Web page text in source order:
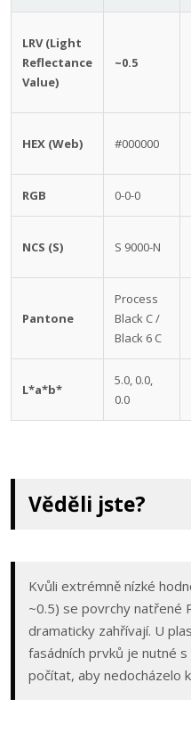
LRV (Light
Reflectance
Value)
~0.5
HEX (Web) #000000
RGB 0-0-0
NCS (S) S 9000-N
Pantone
Process
Black C /
Black 6 C
L*a*b*
5.0, 0.0,
0.0
Věděli jste?
Kvůli extrémně nízké
~0.5) se povrchy natřené
dramaticky zahřívají. U
fasádních prvků je nutné
počítat, aby nedocházelo